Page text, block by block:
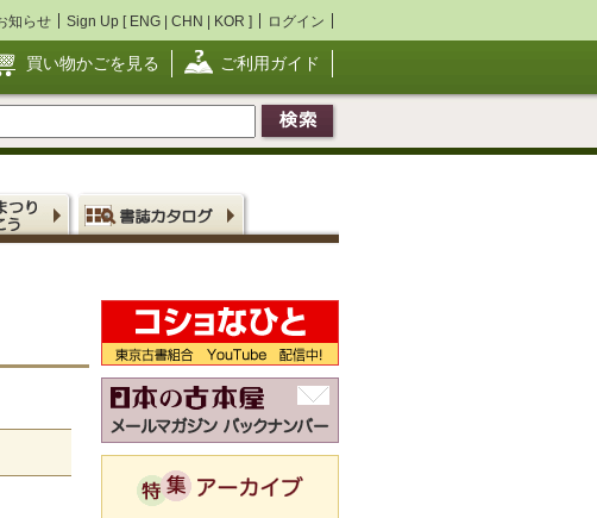
知らせ Sign Up [ ENG | CHN | KOR ] ログイン
買い物かごを見る ご利用ガイド